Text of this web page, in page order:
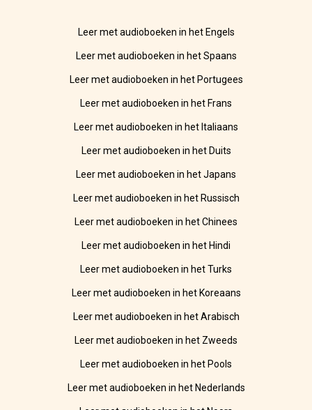
Leer met audioboeken in het Engels
Leer met audioboeken in het Spaans
Leer met audioboeken in het Portugees
Leer met audioboeken in het Frans
Leer met audioboeken in het Italiaans
Leer met audioboeken in het Duits
Leer met audioboeken in het Japans
Leer met audioboeken in het Russisch
Leer met audioboeken in het Chinees
Leer met audioboeken in het Hindi
Leer met audioboeken in het Turks
Leer met audioboeken in het Koreaans
Leer met audioboeken in het Arabisch
Leer met audioboeken in het Zweeds
Leer met audioboeken in het Pools
Leer met audioboeken in het Nederlands